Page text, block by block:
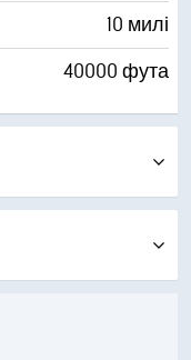
10 милі
40000 фута